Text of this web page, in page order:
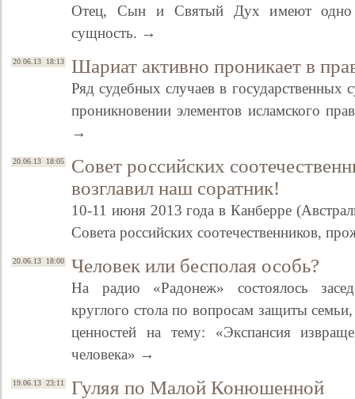
Отец, Сын и Святый Дух имеют одно
сущность. →
20.06.13 18:13 Шариат активно проникает в
Ряд судебных случаев в государственных
проникновении элементов исламского
→
20.06.13 18:05
Совет российских
возглавил наш соратник!
10-11 июня 2013 года в Канберре
Совета российских соотечественников,
20.06.13 18:00 Человек или бесполая особь?
На радио «Радонеж» состоялось
круглого стола по вопросам защиты
ценностей на тему: «Экспансия
человека» →
19.06.13 23:11 Гуляя по Малой Конюшенной